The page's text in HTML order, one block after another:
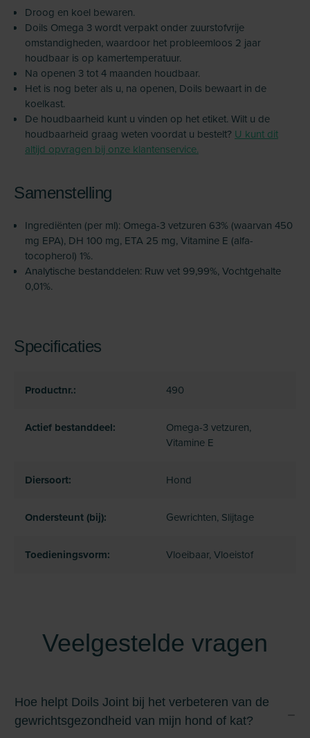
Droog en koel bewaren.
Doils Omega 3 wordt verpakt onder zuurstofvrije
omstandigheden, waardoor het probleemloos 2 jaar
houdbaar is op kamertemperatuur.
Na openen 3 tot 4 maanden houdbaar.
Het is nog beter als u, na openen, Doils bewaart in de
koelkast.
De houdbaarheid kunt u vinden op het etiket. Wilt u de
houdbaarheid graag weten voordat u bestelt? U kunt dit
altijd opvragen bij onze klantenservice.
Samenstelling
Ingrediënten (per ml): Omega-3 vetzuren 63% (waarvan 450
mg EPA), DH 100 mg, ETA 25 mg, Vitamine E (alfa-
tocopherol) 1%.
Analytische bestanddelen: Ruw vet 99,99%, Vochtgehalte
0,01%.
Specificaties
Productnr.: 490
Actief bestanddeel:
Omega-3 vetzuren,
Vitamine E
Diersoort: Hond
Ondersteunt (bij): Gewrichten, Slijtage
Toedieningsvorm: Vloeibaar, Vloeistof
Veelgestelde vragen
Hoe helpt Doils Joint bij het verbeteren van de
gewrichtsgezondheid van mijn hond of kat?